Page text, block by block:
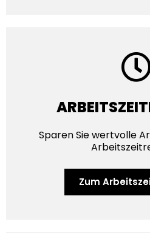
Sparen Sie wertvolle
Zum